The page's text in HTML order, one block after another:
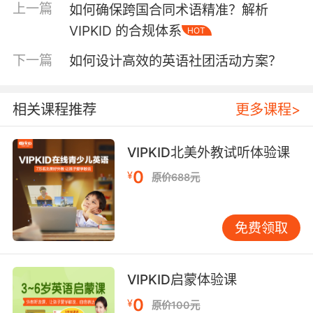
力。
评估形式与频率的关联
素。传统的笔试虽然能客观反映学员的知识掌握
情况，但过于单一的评估形式可能无法全面衡量
学员的语言能力。VIPKID倡导多元化评估，结合
在线测试、课堂表现观察、口语对话等多种方
式，以更全面地了解学员的学习进度。
在线测试以其便捷性和即时性，成为日常评估的
重要手段。学员可以随时进行自我检测，及时查
漏补缺。而课堂表现观察则能更直观地反映学员
在实际交流中的表现，包括语音语调、流利度、
逻辑思维等。口语对话评估则能直接检验学员的
语言运用能力，是评估中不可或缺的一环。这些
上一篇
如何确保跨国合同术语精准？解析
VIPKID 的合规体系
HOT
下一篇 如何设计高效的英语社团活动方案？
相关课程推荐 更多课程>
VIPKID北美外教试听体验课
¥0 原价688元
免费领取
VIPKID启蒙体验课
¥0 原价100元